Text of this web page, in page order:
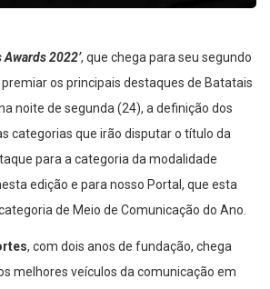
Awards 2022’ , que chega para seu segundo
os principais destaques de Batatais
noite de segunda (24), a definição dos
categorias que irão disputar o título da
para a categoria da modalidade
edição e para nosso Portal, que esta
de Meio de Comunicação do Ano.
, com dois anos de fundação, chega
melhores veículos da comunicação em